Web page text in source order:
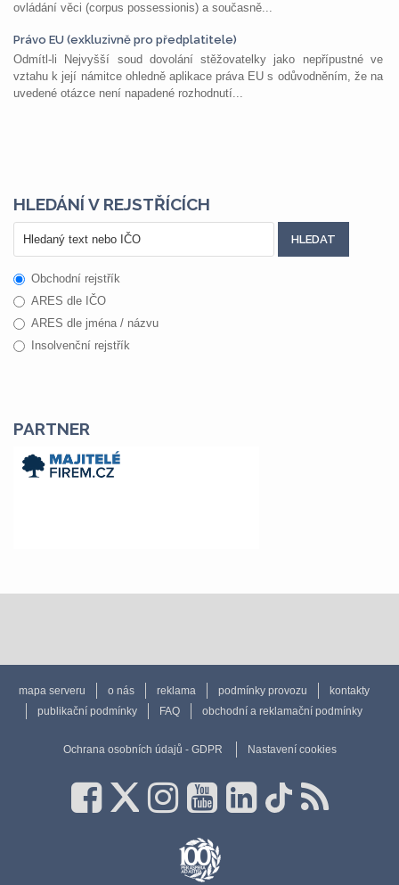
ovládání věci (corpus possessionis) a současně...
Právo EU (exkluzivně pro předplatitele)
Odmítl-li Nejvyšší soud dovolání stěžovatelky jako nepřípustné ve
vztahu k její námitce ohledně aplikace práva EU s odůvodněním, že na
uvedené otázce není napadené rozhodnutí...
HLEDÁNÍ V REJSTŘÍCÍCH
Obchodní rejstřík
ARES dle IČO
ARES dle jména / názvu
Insolvenční rejstřík
PARTNER
mapa serveru o nás reklama podmínky provozu
kontakty
publikační podmínky
FAQ obchodní a reklamační podmínky
Ochrana osobních údajů - GDPR Nastavení cookies